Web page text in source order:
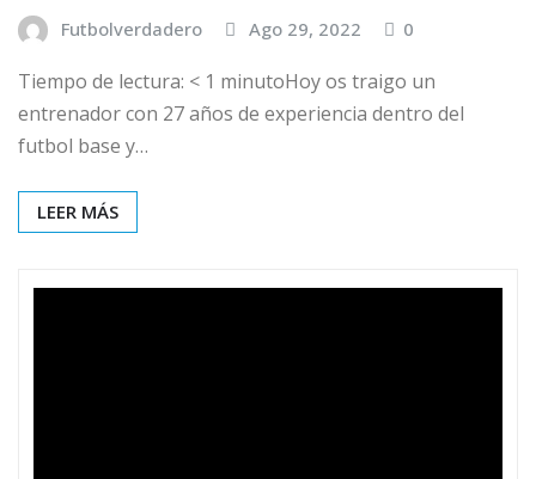
Futbolverdadero Ago 29, 2022 0
Tiempo de lectura: < 1 minutoHoy os traigo un
entrenador con 27 años de experiencia dentro del
futbol base y…
LEER MÁS